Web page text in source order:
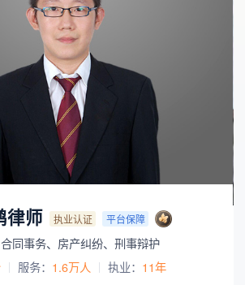
律师 执业认证 平台保障
同事务、房产纠纷、刑事辩护
服务： 1.6万人 执业： 11年